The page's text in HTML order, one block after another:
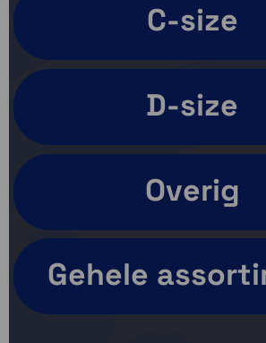
C-size
D-size
Overig
Gehele